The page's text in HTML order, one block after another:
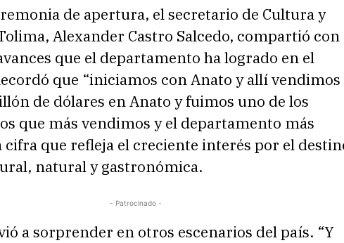
de apertura, el secretario de Cultura y
Alexander Castro Salcedo, compartió con
que el departamento ha logrado en el
que “iniciamos con Anato y allí vendimos
de dólares en Anato y fuimos uno de los
que más vendimos y el departamento más
cifra que refleja el creciente interés por el
natural y gastronómica.
- Patrocinado -
a sorprender en otros escenarios del país. “Y